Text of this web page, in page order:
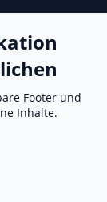
Footer und
Inhalte.